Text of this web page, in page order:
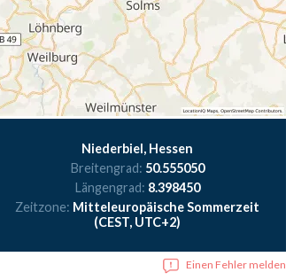
Niederbiel, Hessen
Breitengrad: 50.555050
Längengrad: 8.398450
Zeitzone: Mitteleuropäische Sommerzeit
(CEST, UTC+2)
Einen Fehler melden